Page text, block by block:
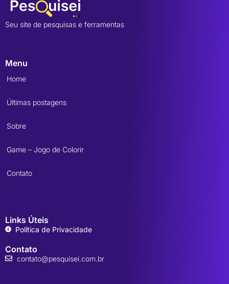
Seu site de pesquisas e ferramentas
Menu
Home
Últimas postagens
Sobre
Game – Jogo de Colorir
Contato
Links Úteis
Política de Privacidade
Contato
contato@pesquisei.com.br